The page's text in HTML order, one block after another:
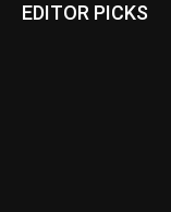
EDITOR PICKS